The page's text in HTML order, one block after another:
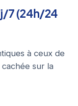
7 (24h/24
à ceux de
sur la